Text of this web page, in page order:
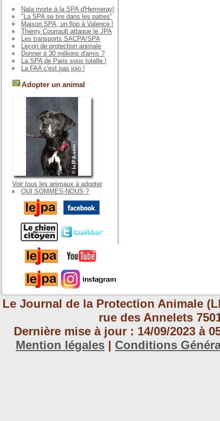
Nala morte à la SPA d'Hermeray!
"La SPA se tire dans les pattes"
Maison SPA, un flop à Valence !
Thierry Courrault attaque le JPA
Les transports SACPA/SPA
Leçon de protection animale
Donner à 30 millions d'amis ?
La SPA de Paris sous tutelle !
La FAA c'est pas jojo !
Adopter un animal
Voir tous les animaux à adopter
QUI SOMMES-NOUS ?
Le Journal de la Protection Animale
rue des Annelets
Dernière mise à jour : 14/09/2023 à
Mention légales | Conditions